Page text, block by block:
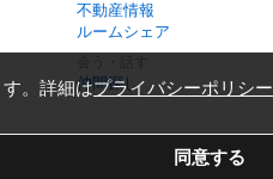
不動産情報
ルームシェア
仲間探し
。詳細はプライバシーポリシー